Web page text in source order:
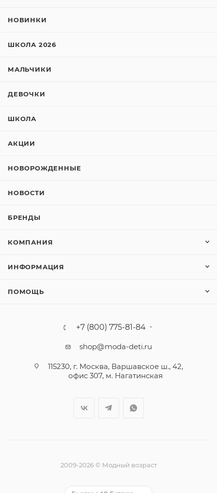
НОВИНКИ
ШКОЛА 2026
МАЛЬЧИКИ
ДЕВОЧКИ
ШКОЛА
АКЦИИ
НОВОРОЖДЕННЫЕ
НОВОСТИ
БРЕНДЫ
КОМПАНИЯ
ИНФОРМАЦИЯ
ПОМОЩЬ
+7 (800) 775-81-84
shop@moda-deti.ru
115230, г. Москва, Варшавское ш., 42,
офис 307, м. Нагатинская
2009-2026 © Модный возраст